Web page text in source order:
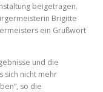
beigetragen.
Brigitte
ein Grußwort
und die
sich nicht mehr
so die